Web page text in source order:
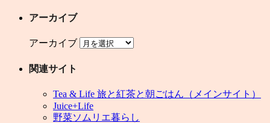
アーカイブ
アーカイブ
関連サイト
Tea & Life 旅と紅茶と朝ごはん（メインサイト）
Juice+Life
野菜ソムリエ暮らし